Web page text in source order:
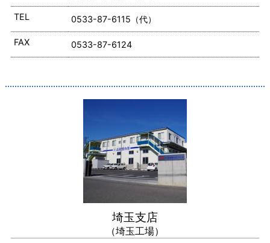
TEL 0533-87-6115（代）
FAX 0533-87-6124
埼玉支店
（埼玉工場）